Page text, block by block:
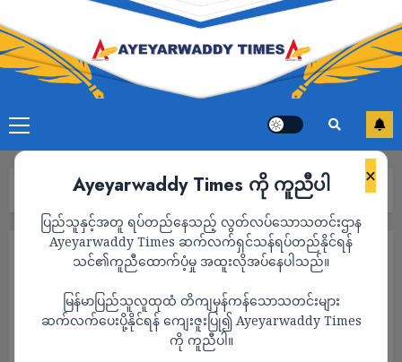
×
Ayeyarwaddy Times ကို ကူညီပါ
ပြည်သူနှင့်အတူ ရပ်တည်နေသည့် လွတ်လပ်သောသတင်းဌာန
Ayeyarwaddy Times ဆက်လက်ရှင်သန်ရပ်တည်နိုင်ရန်
သင်၏ကူညီထောက်ပံ့မှု အထူးလိုအပ်နေပါသည်။
မြန်မာပြည်သူလူထုထံ တိကျမှန်ကန်သောသတင်းများ
ဆက်လက်ပေးပို့နိုင်ရန် ကျေးဇူးပြု၍ Ayeyarwaddy Times
ကို ကူညီပါ။
ကာတွန်း Page 6
ကာတွန်း